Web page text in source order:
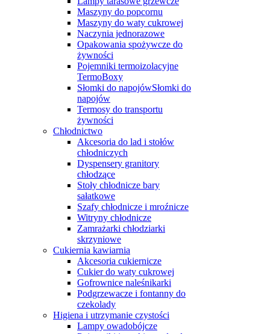
Maszyny do popcornu
Maszyny do waty cukrowej
Naczynia jednorazowe
Opakowania spożywcze do
żywności
Pojemniki termoizolacyjne
TermoBoxy
Słomki do napojówSłomki do
napojów
Termosy do transportu
żywności
Chłodnictwo
Akcesoria do lad i stołów
chłodniczych
Dyspensery granitory
chłodzące
Stoły chłodnicze bary
sałatkowe
Szafy chłodnicze i mroźnicze
Witryny chłodnicze
Zamrażarki chłodziarki
skrzyniowe
Cukiernia kawiarnia
Akcesoria cukiernicze
Cukier do waty cukrowej
Gofrownice naleśnikarki
Podgrzewacze i fontanny do
czekolady
Higiena i utrzymanie czystości
Lampy owadobójcze